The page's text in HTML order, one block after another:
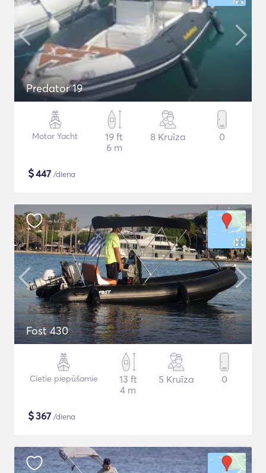
Predator 19
Motor Yacht
19 ft
6 m
8 Kruīza 0
$447 /diena
Fost 430
Cietie piepūšamie
13 ft
4 m
5 Kruīza 0
$367 /diena